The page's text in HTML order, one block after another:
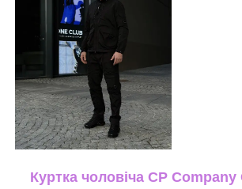
Куртка чоловіча CP Company